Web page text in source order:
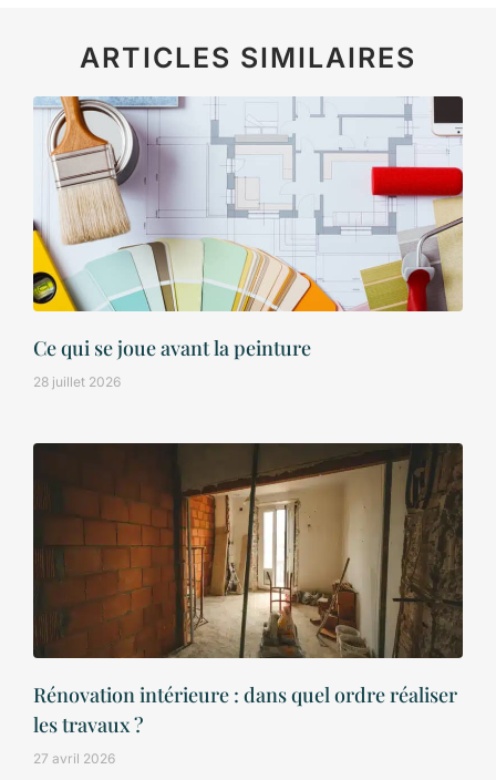
ARTICLES SIMILAIRES
Ce qui se joue avant la peinture
28 juillet 2026
Rénovation intérieure : dans quel ordre réaliser
les travaux ?
27 avril 2026